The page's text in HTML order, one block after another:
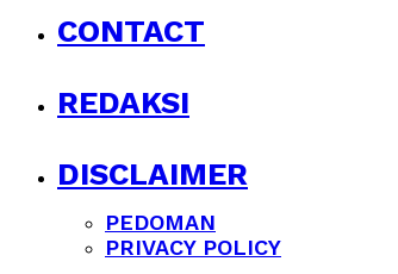
CONTACT
REDAKSI
DISCLAIMER
PEDOMAN
PRIVACY POLICY